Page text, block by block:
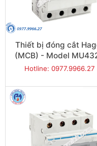
Thiết bị đóng cắt
(MCB) - Model
Hotline: 0977.9966.27